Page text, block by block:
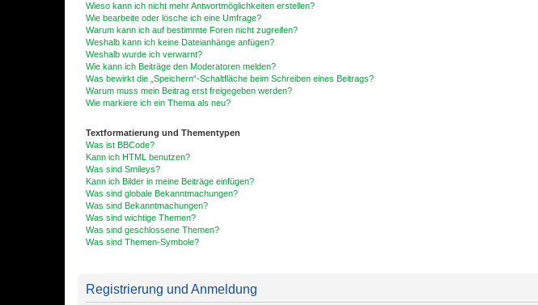
Wieso kann ich nicht mehr Antwortmöglichkeiten erstellen?
Wie bearbeite oder lösche ich eine Umfrage?
Warum kann ich auf bestimmte Foren nicht zugreifen?
Weshalb kann ich keine Dateianhänge anfügen?
Weshalb wurde ich verwarnt?
Wie kann ich Beiträge den Moderatoren melden?
Was bewirkt die „Speichern“-Schaltfläche beim Schreiben eines Beitrags?
Warum muss mein Beitrag erst freigegeben werden?
Wie markiere ich ein Thema als neu?
Textformatierung und Thementypen
Was ist BBCode?
Kann ich HTML benutzen?
Was sind Smileys?
Kann ich Bilder in meine Beiträge einfügen?
Was sind globale Bekanntmachungen?
Was sind Bekanntmachungen?
Was sind wichtige Themen?
Was sind geschlossene Themen?
Was sind Themen-Symbole?
Registrierung und Anmeldung